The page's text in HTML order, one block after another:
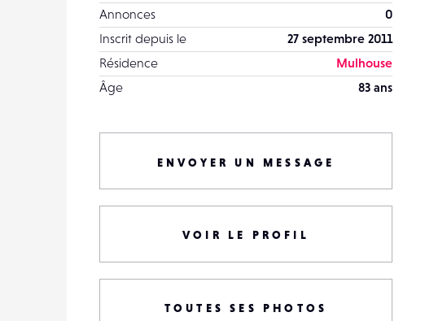
Annonces
0
Inscrit depuis le
27 septembre 2011
Résidence
Mulhouse
Âge
83 ans
ENVOYER UN MESSAGE
VOIR LE PROFIL
TOUTES SES PHOTOS